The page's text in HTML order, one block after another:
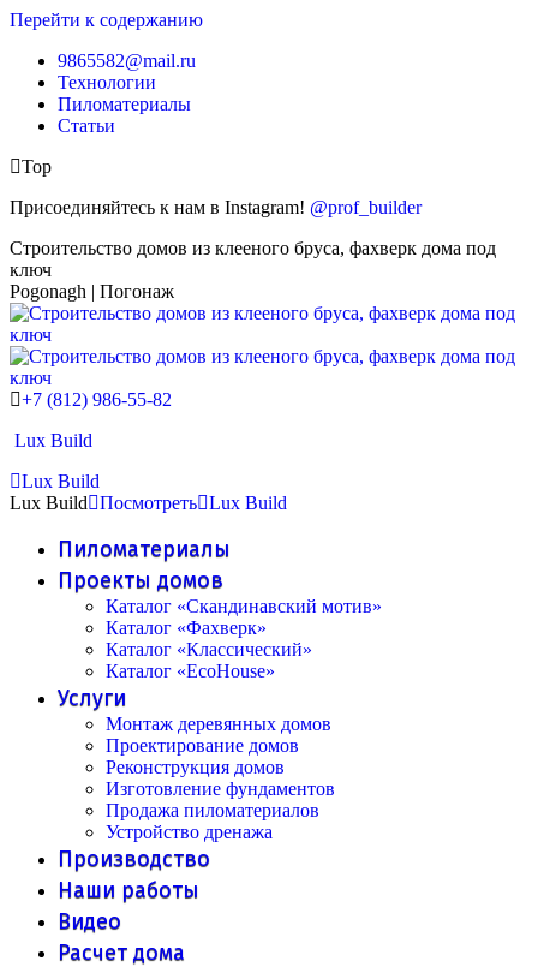
Перейти к содержанию
9865582@mail.ru
Технологии
Пиломатериалы
Статьи
Top
Присоединяйтесь к нам в Instagram! @prof_builder
Строительство домов из клееного бруса, фахверк дома под
ключ
Pogonagh | Погонаж
+7 (812) 986-55-82
Lux Build
Lux Build
Lux Build
Посмотреть Lux Build
Пиломатериалы
Проекты домов
Каталог «Скандинавский мотив»
Каталог «Фахверк»
Каталог «Классический»
Каталог «EcoHouse»
Услуги
Монтаж деревянных домов
Проектирование домов
Реконструкция домов
Изготовление фундаментов
Продажа пиломатериалов
Устройство дренажа
Производство
Наши работы
Видео
Расчет дома